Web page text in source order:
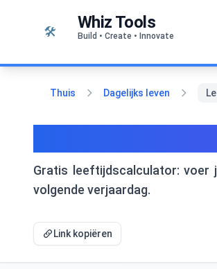
🛠️ Whiz Tools
Build • Create • Innovate
Thuis Dagelijks leven
Gratis leeftijdscalculator: voer
volgende verjaardag.
Link kopiëren